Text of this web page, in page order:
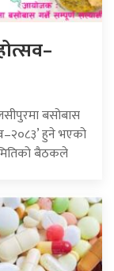
बसोबास
हुने भएको
बैठकले